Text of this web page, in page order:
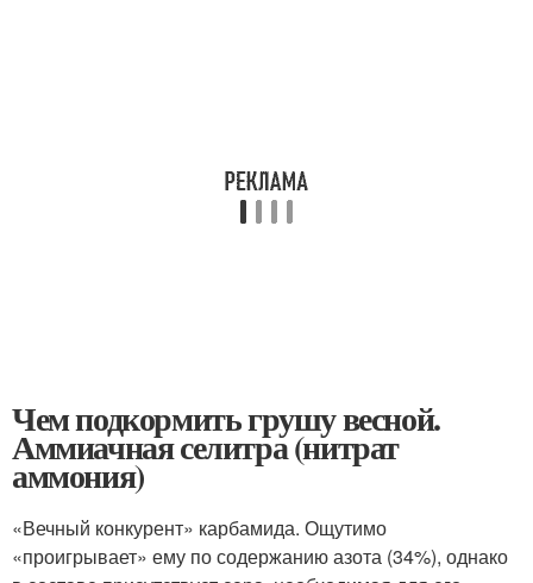
Чем подкормить грушу весной.
Аммиачная селитра (нитрат
аммония)
«Вечный конкурент» карбамида. Ощутимо
«проигрывает» ему по содержанию азота (34%), однако